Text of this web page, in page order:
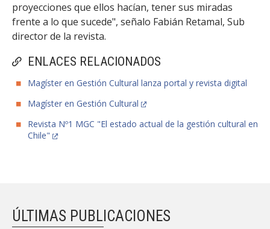
ENLACES RELACIONADOS
Magíster en Gestión Cultural lanza portal y revista digital
Magíster en Gestión Cultural
Revista Nº1 MGC "El estado actual de la gestión cultural en
Chile"
proyecciones que ellos hacían, tener sus miradas
frente a lo que sucede", señalo Fabián Retamal, Sub
director de la revista.
ÚLTIMAS PUBLICACIONES